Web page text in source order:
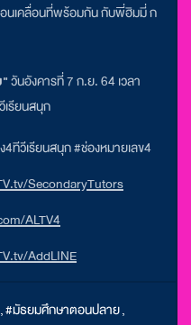
นเคลื่อนที่พร้อมกัน กับพี่ฮิมมี่ ก
วันอังคารที่ 7 ก.ย.64 เวลา
รียนสนุก
4ทีวีเรียนสนุก #ช่องหมายเลข4
SecondaryTutors
ALTV4
AddLINE
,#มัธยมศึกษาตอนปลาย,